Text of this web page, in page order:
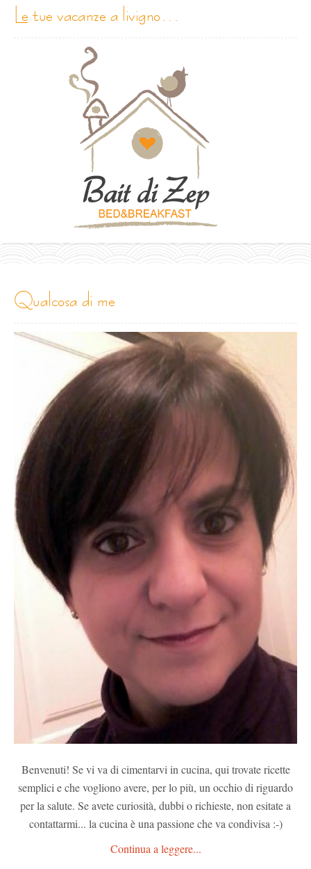
le tue vacanze a livigno…
qualcosa di me
Benvenuti! Se vi va di cimentarvi in cucina, qui trovate ricette
semplici e che vogliono avere, per lo più, un occhio di riguardo
per la salute. Se avete curiosità, dubbi o richieste, non esitate a
contattarmi... la cucina è una passione che va condivisa :-)
Continua a leggere...